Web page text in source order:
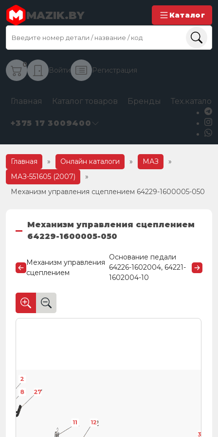
MAZIK.BY Каталог
0
Войти Регистрация
Главная Каталог товаров Бренды
+375 17 3009400
Главная » Онлайн каталоги » МАЗ
»
МАЗ-551605 (2007)
»
Механизм управления сцеплением 64229-1600005-050
Механизм управления сцеплением
64229-1600005-050
Механизм управления
сцеплением
Основание педали
64226-1602004, 64221-
1602004-10
38
27
2
8
11 12
12